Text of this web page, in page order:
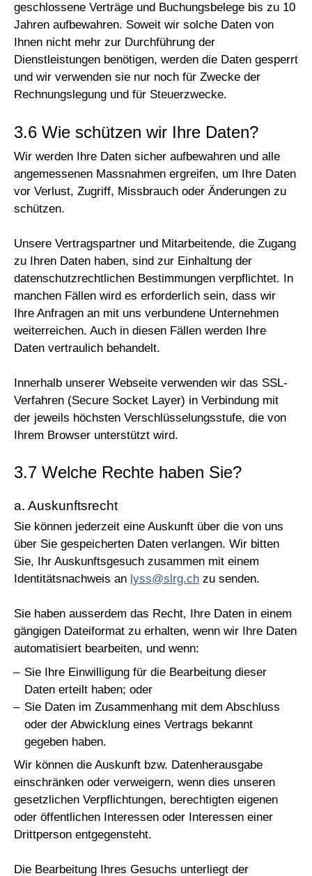
geschlossene Verträge und Buchungsbelege bis zu 10
Jahren aufbewahren. Soweit wir solche Daten von
Ihnen nicht mehr zur Durchführung der
Dienstleistungen benötigen, werden die Daten gesperrt
und wir verwenden sie nur noch für Zwecke der
Rechnungslegung und für Steuerzwecke.
3.6 Wie schützen wir Ihre Daten?
Wir werden Ihre Daten sicher aufbewahren und alle
angemessenen Massnahmen ergreifen, um Ihre Daten
vor Verlust, Zugriff, Missbrauch oder Änderungen zu
schützen.
Unsere Vertragspartner und Mitarbeitende, die Zugang
zu Ihren Daten haben, sind zur Einhaltung der
datenschutzrechtlichen Bestimmungen verpflichtet. In
manchen Fällen wird es erforderlich sein, dass wir
Ihre Anfragen an mit uns verbundene Unternehmen
weiterreichen. Auch in diesen Fällen werden Ihre
Daten vertraulich behandelt.
Innerhalb unserer Webseite verwenden wir das SSL-
Verfahren (Secure Socket Layer) in Verbindung mit
der jeweils höchsten Verschlüsselungsstufe, die von
Ihrem Browser unterstützt wird.
3.7 Welche Rechte haben Sie?
a. Auskunftsrecht
Sie können jederzeit eine Auskunft über die von uns
über Sie gespeicherten Daten verlangen. Wir bitten
Sie, Ihr Auskunftsgesuch zusammen mit einem
Identitätsnachweis an lyss@slrg.ch zu senden.
Sie haben ausserdem das Recht, Ihre Daten in einem
gängigen Dateiformat zu erhalten, wenn wir Ihre Daten
automatisiert bearbeiten, und wenn:
Sie Ihre Einwilligung für die Bearbeitung dieser
Daten erteilt haben; oder
Sie Daten im Zusammenhang mit dem Abschluss
oder der Abwicklung eines Vertrags bekannt
gegeben haben.
Wir können die Auskunft bzw. Datenherausgabe
einschränken oder verweigern, wenn dies unseren
gesetzlichen Verpflichtungen, berechtigten eigenen
oder öffentlichen Interessen oder Interessen einer
Drittperson entgegensteht.
Die Bearbeitung Ihres Gesuchs unterliegt der